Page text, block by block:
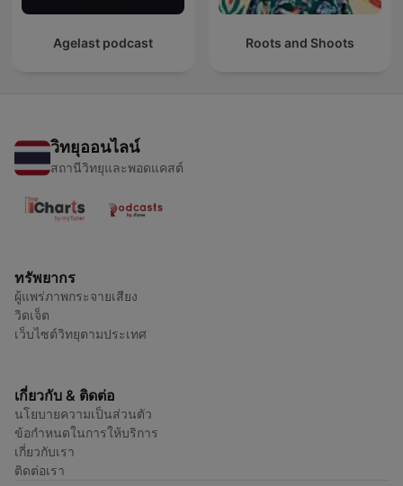
Agelast podcast Roots and Shoots
วิทยุออนไลน์
สถานีวิทยุและพอดแคสต์
ทรัพยากร
ผู้แพร่ภาพกระจายเสียง
วิดเจ็ต
เว็บไซต์วิทยุตามประเทศ
เกี่ยวกับ & ติดต่อ
นโยบายความเป็นส่วนตัว
ข้อกำหนดในการให้บริการ
เกี่ยวกับเรา
ติดต่อเรา